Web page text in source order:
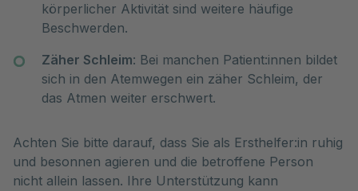
körperlicher Aktivität sind weitere häufige
Beschwerden.
Zäher Schleim: Bei manchen Patient:innen bildet
sich in den Atemwegen ein zäher Schleim, der
das Atmen weiter erschwert.
Achten Sie bitte darauf, dass Sie als Ersthelfer:in ruhig
und besonnen agieren und die betroffene Person
nicht allein lassen. Ihre Unterstützung kann